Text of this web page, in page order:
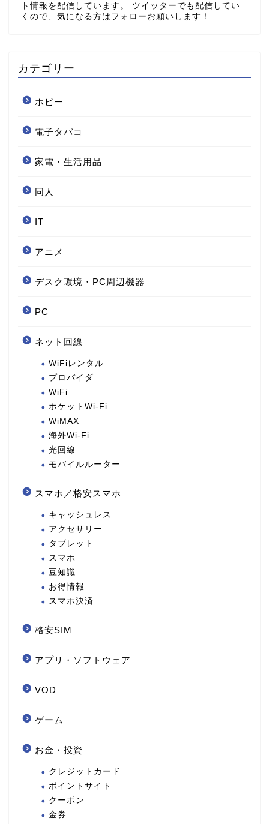
ト情報を配信しています。 ツイッターでも配信してい
くので、気になる方はフォローお願いします！
カテゴリー
ホビー
電子タバコ
家電・生活用品
同人
IT
アニメ
デスク環境・PC周辺機器
PC
ネット回線
WiFiレンタル
プロバイダ
WiFi
ポケットWi-Fi
WiMAX
海外Wi-Fi
光回線
モバイルルーター
スマホ／格安スマホ
キャッシュレス
アクセサリー
タブレット
スマホ
豆知識
お得情報
スマホ決済
格安SIM
アプリ・ソフトウェア
VOD
ゲーム
お金・投資
クレジットカード
ポイントサイト
クーポン
金券